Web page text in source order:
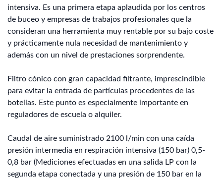
intensiva. Es una primera etapa aplaudida por los centros
de buceo y empresas de trabajos profesionales que la
consideran una herramienta muy rentable por su bajo coste
y prácticamente nula necesidad de mantenimiento y
además con un nivel de prestaciones sorprendente.
Filtro cónico con gran capacidad filtrante, imprescindible
para evitar la entrada de partículas procedentes de las
botellas. Este punto es especialmente importante en
reguladores de escuela o alquiler.
Caudal de aire suministrado 2100 l/min con una caída
presión intermedia en respiración intensiva (150 bar) 0,5-
0,8 bar (Mediciones efectuadas en una salida LP con la
segunda etapa conectada y una presión de 150 bar en la